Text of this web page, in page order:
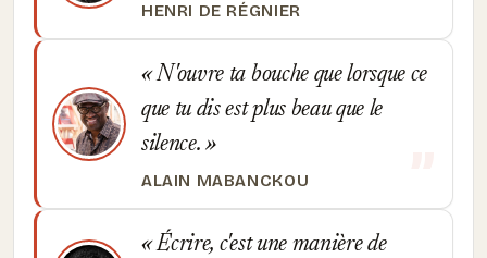
HENRI DE RÉGNIER
N'ouvre ta bouche que lorsque ce
que tu dis est plus beau que le
silence.
ALAIN MABANCKOU
Écrire, c'est une manière de